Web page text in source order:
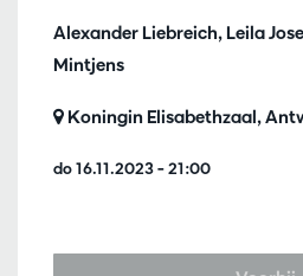
Alexander Liebreich, Leila
Mintjens
do 16.11.2023– 21:00
Koningin Elisabethzaal,